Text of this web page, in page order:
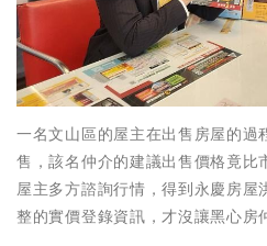
一名文山區的屋主在出售房屋的過
售，該名仲介的建議出售價格竟
屋主多方諮詢行情，得到永慶房屋
整的實價登錄資訊，才沒讓黑心房